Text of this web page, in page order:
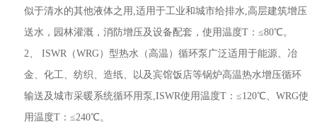
似于清水的其他液体之用,适用于工业和城市给排水,高层建筑增压
送水，园林灌溉，消防增压及设备配套，使用温度T：≤80℃。
2、 ISWR（WRG）型热水（高温）循环泵广泛适用于能源、冶
金、化工、纺织、造纸、以及宾馆饭店等锅炉高温热水增压循环
输送及城市采暖系统循环用泵,ISWR使用温度T：≤120℃、WRG使
用温度T：≤240℃。